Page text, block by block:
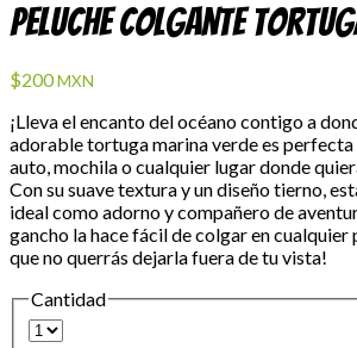
Peluche Colgante
$200MXN
¡Lleva el encanto del océano contigo a
adorable tortuga marina verde es
auto, mochila o cualquier lugar donde
Con su suave textura y un diseño tierno,
ideal como adorno y compañero de
gancho la hace fácil de colgar en cualquier
que no querrás dejarla fuera de tu vista!
Cantidad